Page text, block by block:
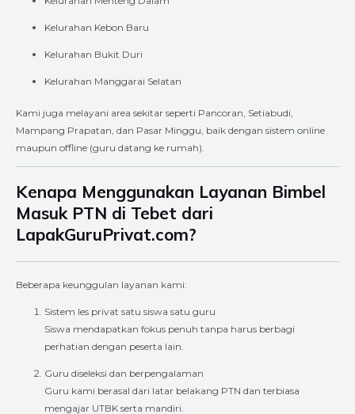
Kelurahan Kebon Baru
Kelurahan Bukit Duri
Kelurahan Manggarai Selatan
Kami juga melayani area sekitar seperti Pancoran, Setiabudi,
Mampang Prapatan, dan Pasar Minggu, baik dengan sistem online
maupun offline (guru datang ke rumah).
Kenapa Menggunakan Layanan Bimbel
Masuk PTN di Tebet dari
LapakGuruPrivat.com?
Beberapa keunggulan layanan kami:
Sistem les privat satu siswa satu guru
Siswa mendapatkan fokus penuh tanpa harus berbagi
perhatian dengan peserta lain.
Guru diseleksi dan berpengalaman
Guru kami berasal dari latar belakang PTN dan terbiasa
mengajar UTBK serta mandiri.